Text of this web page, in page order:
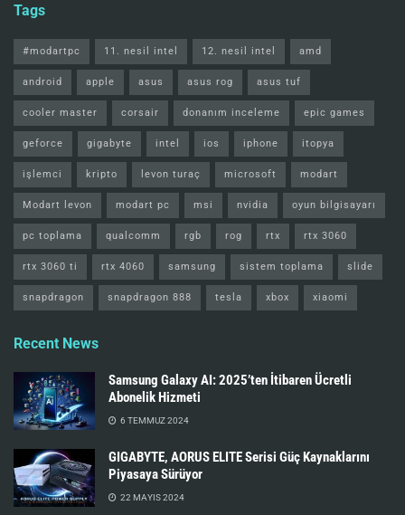
Tags
#modartpc 11. nesil intel 12. nesil intel amd
android apple asus asus rog asus tuf
cooler master corsair donanım inceleme epic games
geforce gigabyte intel ios iphone itopya
işlemci kripto levon turaç microsoft modart
Modart levon modart pc msi nvidia oyun bilgisayarı
pc toplama qualcomm rgb rog rtx rtx 3060
rtx 3060 ti rtx 4060 samsung sistem toplama slide
snapdragon snapdragon 888 tesla xbox xiaomi
Recent News
Samsung Galaxy AI: 2025’ten İtibaren Ücretli
Abonelik Hizmeti
6 TEMMUZ 2024
GIGABYTE, AORUS ELITE Serisi Güç Kaynaklarını
Piyasaya Sürüyor
22 MAYIS 2024